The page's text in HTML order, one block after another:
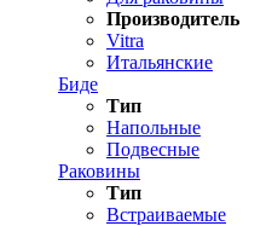
Производитель
Vitra
Итальянские
Биде
Тип
Напольные
Подвесные
Раковины
Тип
Встраиваемые